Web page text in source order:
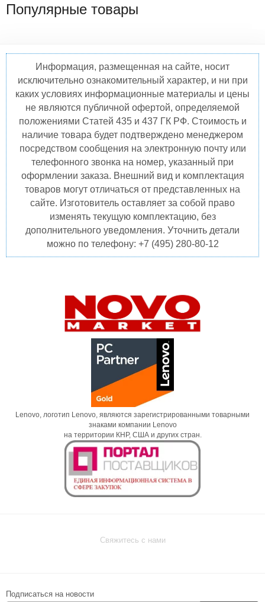
Популярные товары
Информация, размещенная на сайте, носит
исключительно ознакомительный характер, и ни при
каких условиях информационные материалы и цены
не являются публичной офертой, определяемой
положениями Статей 435 и 437 ГК РФ. Стоимость и
наличие товара будет подтверждено менеджером
посредством сообщения на электронную почту или
телефонного звонка на номер, указанный при
оформлении заказа. Внешний вид и комплектация
товаров могут отличаться от представленных на
сайте. Изготовитель оставляет за собой право
изменять текущую комплектацию, без
дополнительного уведомления. Уточнить детали
можно по телефону: +7 (495) 280-80-12
Lenovo, логотип Lenovo, являются зарегистрированными товарными
знаками компании Lenovo
на территории КНР, США и других стран.
Свяжитесь с нами
Подписаться на новости